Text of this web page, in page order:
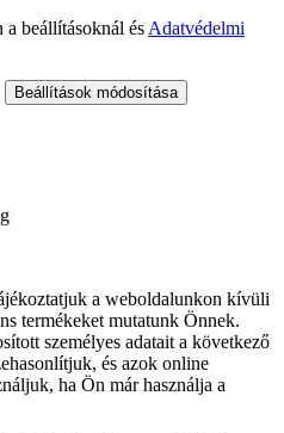
beállításoknál és Adatvédelmi
Beállítások módosítása
a weboldalunkon kívüli
termékeket mutatunk Önnek.
személyes adatait a következő
és azok online
ha Ön már használja a